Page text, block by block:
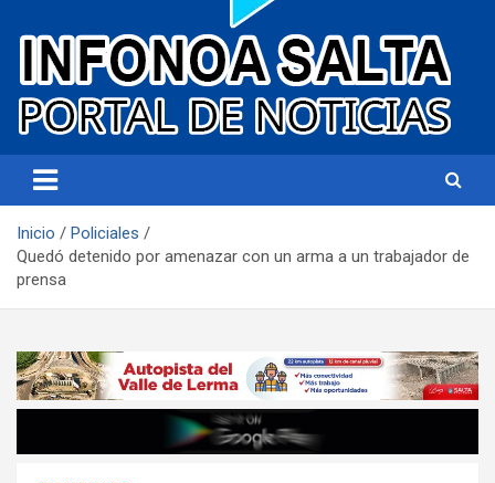
Infonoa Salta
Inicio
Policiales
Quedó detenido por amenazar con un arma a un trabajador de
prensa